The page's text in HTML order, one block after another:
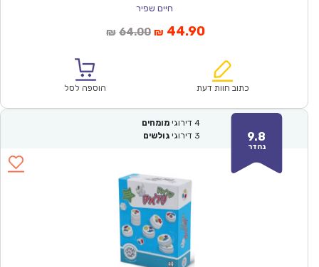
חיים שפיר
₪ 64.00המחיר
₪64.00.
₪ 44.90המחיר
הוא:
כתוב חוות דעת הוספה לסל
9.8
נהדר
4 דירוגי מומחים
3 דירוגי גולשים